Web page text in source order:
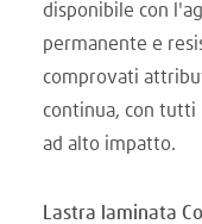
disponibile con
permanente e
comprovati
continua, con tutti
ad alto impatto.
Lastra laminata